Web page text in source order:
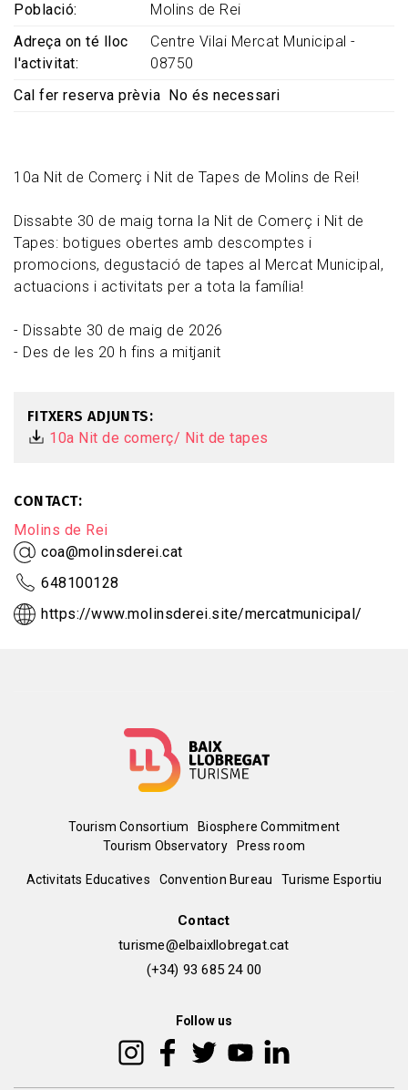
10a Nit de Comerç i Nit de Tapes de Molins de Rei!
Dissabte 30 de maig torna la Nit de Comerç i Nit de
Tapes: botigues obertes amb descomptes i
promocions, degustació de tapes al Mercat Municipal,
actuacions i activitats per a tota la família!
- Dissabte 30 de maig de 2026
- Des de les 20 h fins a mitjanit
FITXERS ADJUNTS
10a Nit de comerç/ Nit de tapes
CONTACT
Molins de Rei
coa@molinsderei.cat
648100128
https://www.molinsderei.site/mercatmunicipal/
Població
Molins de Rei
Adreça on té lloc
l'activitat
Centre Vilai Mercat Municipal -
08750
Cal fer reserva prèvia
No és necessari
Menú
del
Tourism Consortium
Biosphere Commitment
Tourism Observatory
Press room
Peu
Activitats Educatives Convention Bureau Turisme Esportiu
Contact
turisme@elbaixllobregat.cat
(+34) 93 685 24 00
Follow us